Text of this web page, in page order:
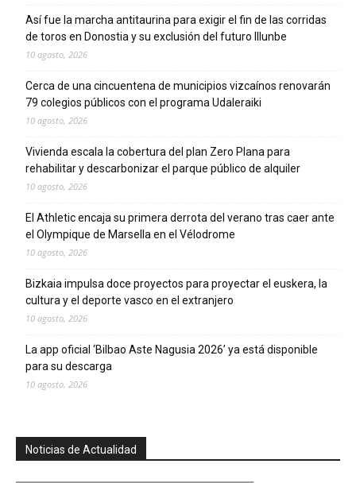
Así fue la marcha antitaurina para exigir el fin de las corridas
de toros en Donostia y su exclusión del futuro Illunbe
10 agosto, 2026
Cerca de una cincuentena de municipios vizcaínos renovarán
79 colegios públicos con el programa Udaleraiki
10 agosto, 2026
Vivienda escala la cobertura del plan Zero Plana para
rehabilitar y descarbonizar el parque público de alquiler
10 agosto, 2026
El Athletic encaja su primera derrota del verano tras caer ante
el Olympique de Marsella en el Vélodrome
10 agosto, 2026
Bizkaia impulsa doce proyectos para proyectar el euskera, la
cultura y el deporte vasco en el extranjero
10 agosto, 2026
La app oficial ‘Bilbao Aste Nagusia 2026’ ya está disponible
para su descarga
10 agosto, 2026
Noticias de Actualidad